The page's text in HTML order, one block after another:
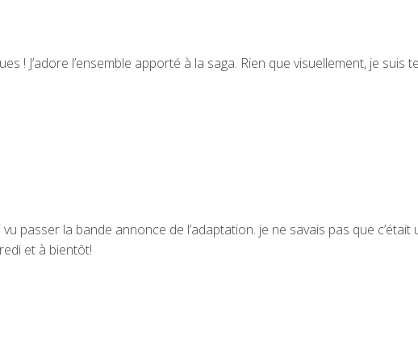
! J’adore l’ensemble apporté à la saga. Rien que visuellement, je suis
passer la bande annonce de l’adaptation. je ne savais pas que c’était
et à bientôt!